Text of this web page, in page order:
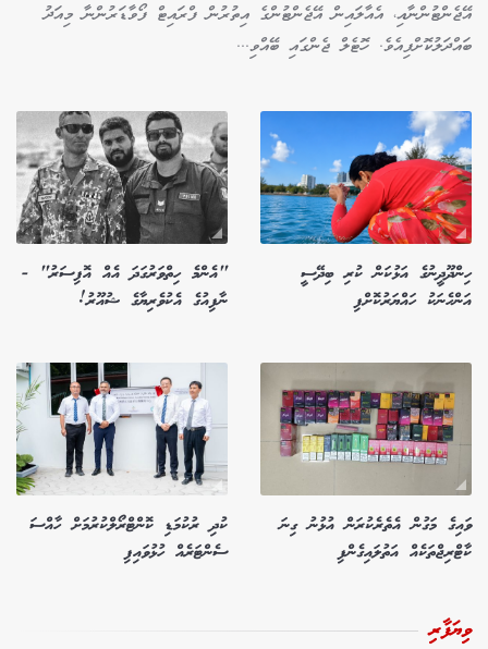
އޭޖެންޓުންނާއި، އެއާލައިން އޭޖެންޓުންގެ އިތުރުން ފްރައިޓް ފޯވާޑަރުންނާ މިއަދު
ބައްދަލުކޮށްފިއެވެ. ހޮޓެލް ޖެންގައި ބޭއްވި...
ހިންދޫދީނުގެ އަޅުކަން ކުރި ބިދޭސީ
އަންހެނަކު ހައްޔަރުކޮށްފި
"އެންމެ ހިތްވަރުގަދަ އެއް އޮފިސަރު" -
ނާފިއުގެ އެކުވެރިޔާގެ ޝުއޫރު!
ވައިގެ މަގުން އެތެރެކުރަން އުޅުނު ގިނަ
ކާޓްރިޖްތަކެއް އަތުލައިގެންފި
ކުދި ރުކުމަޑި ކޮންޓްރޯލްކުރުމަށް ހާއްސަ
ސެންޓަރެއް ހުޅުވައިފި
ވިޔަފާރި